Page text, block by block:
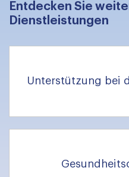
Entdecken Sie
Dienstleistungen
Unterstützung bei